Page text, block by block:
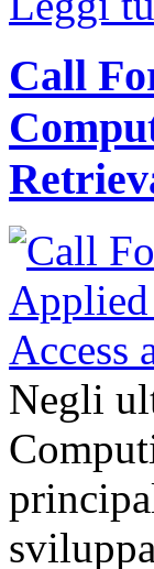
Call
Negli